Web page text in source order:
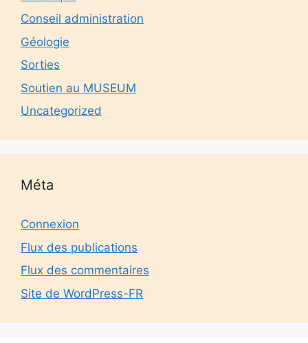
Conseil administration
Géologie
Sorties
Soutien au MUSEUM
Uncategorized
Méta
Connexion
Flux des publications
Flux des commentaires
Site de WordPress-FR